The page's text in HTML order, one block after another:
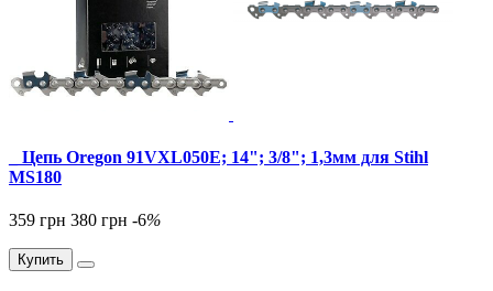
_ Цепь Oregon 91VXL050E; 14"; 3/8"; 1,3мм для Stihl
MS180
359 грн 380 грн -6%
Купить